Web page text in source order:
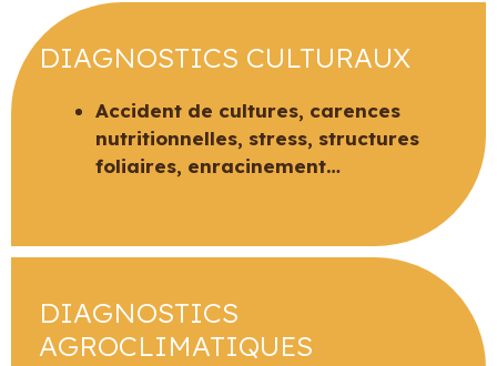
DIAGNOSTICS CULTURAUX
Accident de cultures, carences
nutritionnelles, stress, structures
foliaires, enracinement…
DIAGNOSTICS
AGROCLIMATIQUES